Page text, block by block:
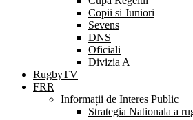
Copii si Juniori
Sevens
DNS
Oficiali
Divizia A
RugbyTV
FRR
Informații de Interes Public
Strategia Nationala a